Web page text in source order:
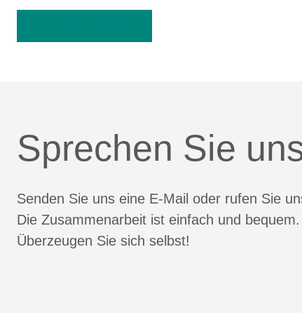
Sprechen Sie
Senden Sie uns eine E-Mail oder rufen Sie
Die Zusammenarbeit ist einfach und bequem.
Überzeugen Sie sich selbst!